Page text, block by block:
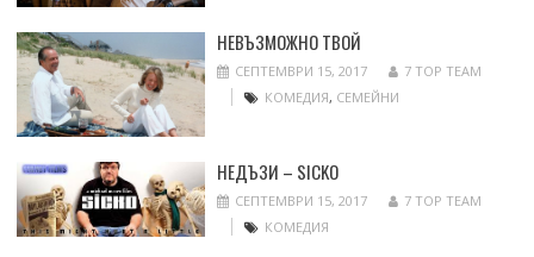
НЕВЪЗМОЖНО ТВОЙ
СЕПТЕМВРИ 15, 2017
7 TOP TEAM
КОМЕДИЯ, СЕМЕЙНИ
НЕДЪЗИ – SICKO
СЕПТЕМВРИ 15, 2017
7 TOP TEAM
КОМЕДИЯ